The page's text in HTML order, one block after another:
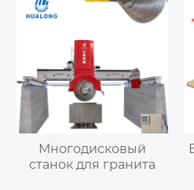
Многодисковый
станок для гранита